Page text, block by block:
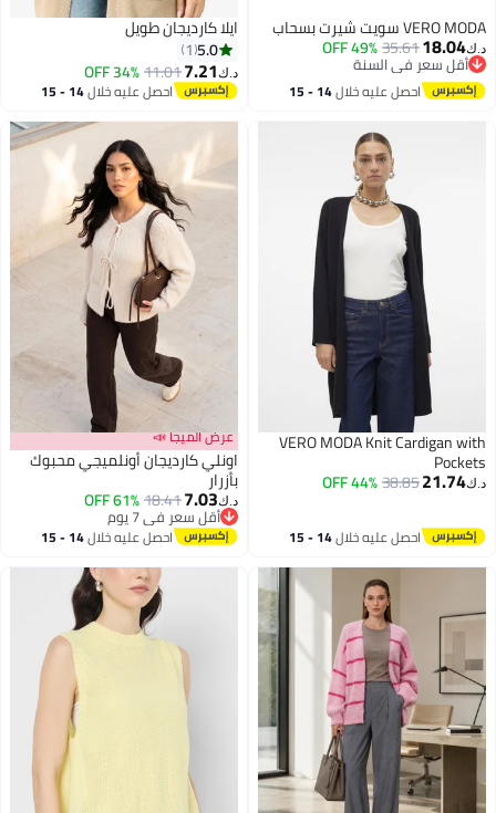
VERO MODA سويت شيرت بسحاب
د.ك‏18.04
35.61
49% OFF
أقل سعر في السنة
أقل سعر في السنة
احصل عليه خلال 14 - 15
ايلا كارديجان طويل
5.0
1
د.ك‏7.21
11.01
34% OFF
احصل عليه خلال 14 - 15
VERO MODA Knit Cardigan with
Pockets
د.ك‏21.74
38.85
44% OFF
احصل عليه خلال 14 - 15
عرض الميجا 📣
اونلي كارديجان أونلميجي محبوك
بأزرار
د.ك‏7.03
18.41
61% OFF
أقل سعر في 7 يوم
أقل سعر في 7 يوماحصل عليه خلال 14 - 15